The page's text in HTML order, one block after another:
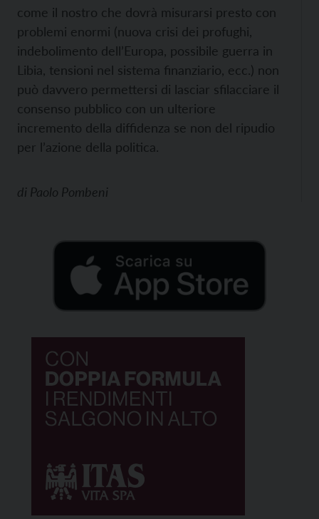
come il nostro che dovrà misurarsi presto con
problemi enormi (nuova crisi dei profughi,
indebolimento dell’Europa, possibile guerra in
Libia, tensioni nel sistema finanziario, ecc.) non
può davvero permettersi di lasciar sfilacciare il
consenso pubblico con un ulteriore
incremento della diffidenza se non del ripudio
per l’azione della politica.
di Paolo Pombeni